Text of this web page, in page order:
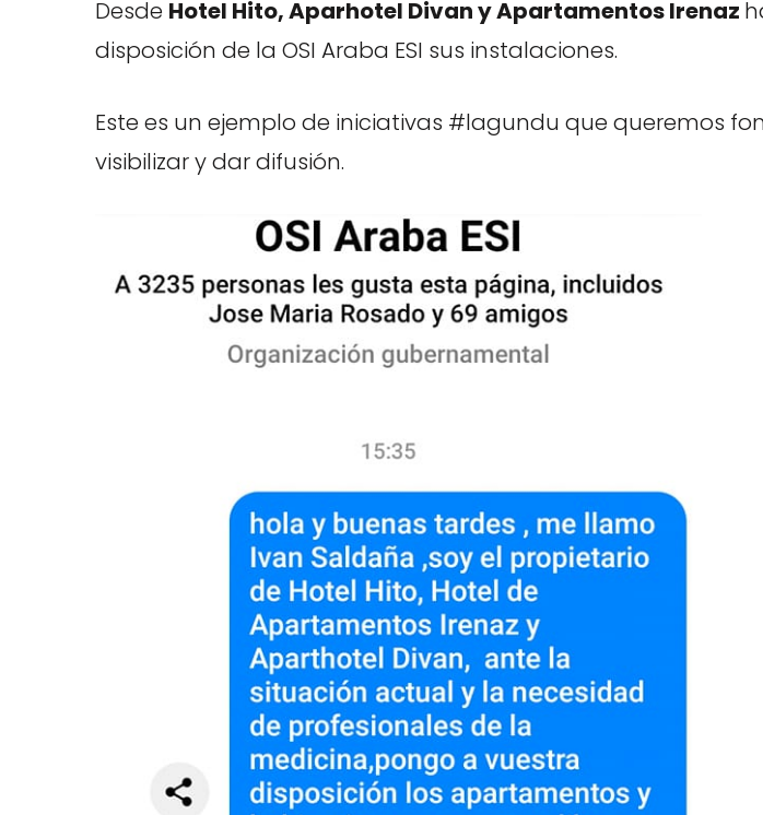
Desde Hotel Hito, Aparhotel Divan y Apartamentos Irenaz
disposición de la OSI Araba ESI sus instalaciones.
Este es un ejemplo de iniciativas #lagundu que queremos
visibilizar y dar difusión.